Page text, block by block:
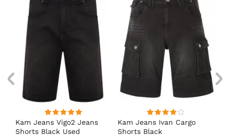
Kam Jeans Vigo2 Jeans
Shorts Black Used
Kam Jeans Ivan Cargo
Shorts Black